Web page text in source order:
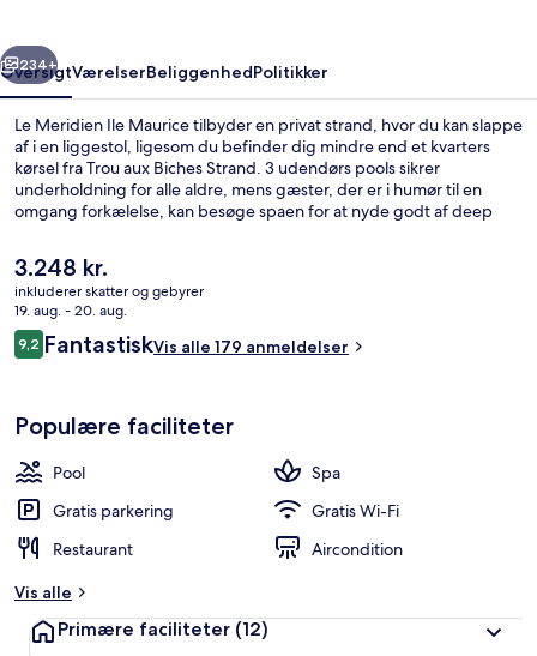
Næste
234+
OversigtVærelserBeliggenhedPolitikker
Le Meridien Ile Maurice tilbyder en privat strand, hvor du kan slappe
af i en liggestol, ligesom du befinder dig mindre end et kvarters
kørsel fra Trou aux Biches Strand. 3 udendørs pools sikrer
underholdning for alle aldre, mens gæster, der er i humør til en
omgang forkælelse, kan besøge spaen for at nyde godt af deep
Nomad -, en af 4 restauranter, serverer internationale retter og er
åben til morgenmad og aftensmad. Andre højdepunkter på dette
resort med luksusfaciliteter tæller 2 barer ved poolen, en gratis
børneklub og et døgnåbent fitnesscenter. Rejsende er vilde med
stedets hjælpsomme personale.
Den
nuværende
pris
er
3.248 kr.
3.248 kr.
inkluderer skatter og gebyrer
19. aug. - 20. aug.
Anmeldelser
9,29,2 ud af 10.
FantastiskVis alle 179 anmeldelser
Populære faciliteter
Pool
Spa
Gratis parkering
Gratis Wi-Fi
Restaurant
Aircondition
Vis alle
Primære faciliteter (12)